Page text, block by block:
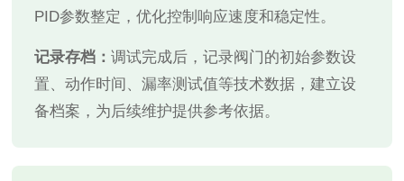
PID参数整定，优化控制响应速度和稳定性。
记录存档：调试完成后，记录阀门的初始参数设
置、动作时间、漏率测试值等技术数据，建立设
备档案，为后续维护提供参考依据。